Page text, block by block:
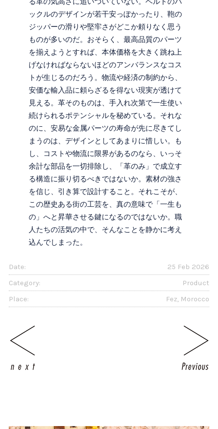
ックルのデザインが若干安っぽかったり、鞄の
ジッパーの滑りや堅牢さがどこか頼りなく思う
ものが多いのだ。おそらく、最高品質のパーツ
を揃えようとすれば、本体価格を大きく跳ね上
げなければならないほどのアンバランスなコス
トが生じるのだろう。物流や経済の制約から、
安価な輸入品に頼らざるを得ない現実が透けて
見える。革そのものは、手入れ次第で一生使い
続けられるポテンシャルを秘めている。それな
のに、安易な金属パーツの寿命が先に尽きてし
まうのは、デザインとしてあまりに惜しい。も
し、コストや物流に限界があるのなら、いっそ
余計な部品を一切排除し、「革のみ」で成立す
る構造に振り切るべきではないか。素材の強さ
を信じ、引き算で設計すること。それこそが、
この歴史ある街の工芸を、真の意味で「一生も
の」へと昇華させる鍵になるのではないか。職
人たちの活気の中で、そんなことを静かに考え
込んでしまった。
Date:
25 Feb 2026
Category:
Product
Place:
Fez, Morocco